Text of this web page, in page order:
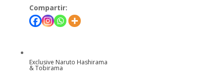
Compartir:
Exclusive Naruto Hashirama
& Tobirama